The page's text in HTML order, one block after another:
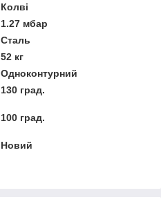
Колві
1.27 мбар
Сталь
52 кг
Одноконтурний
130 град.
100 град.
Новий